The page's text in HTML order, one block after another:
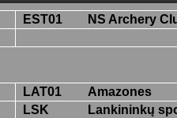
EST01 NS Archery
LAT01
Amazones
LSK Lankininkų